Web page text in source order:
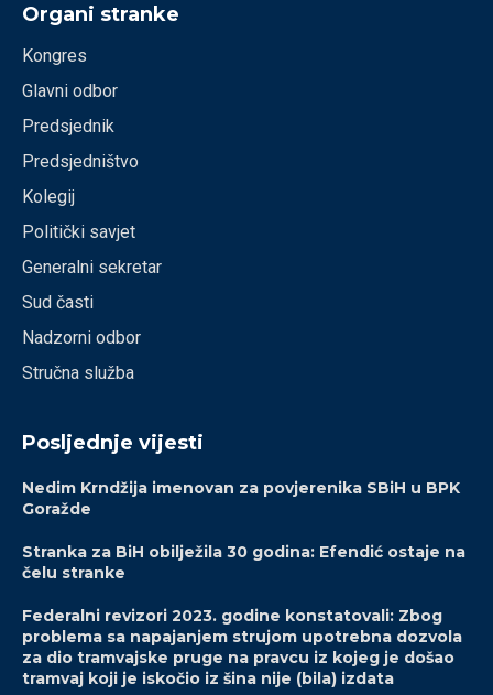
Organi stranke
Kongres
Glavni odbor
Predsjednik
Predsjedništvo
Kolegij
Politički savjet
Generalni sekretar
Sud časti
Nadzorni odbor
Stručna služba
Posljednje vijesti
Nedim Krndžija imenovan za povjerenika SBiH u BPK
Goražde
Stranka za BiH obilježila 30 godina: Efendić ostaje na
čelu stranke
Federalni revizori 2023. godine konstatovali: Zbog
problema sa napajanjem strujom upotrebna dozvola
za dio tramvajske pruge na pravcu iz kojeg je došao
tramvaj koji je iskočio iz šina nije (bila) izdata